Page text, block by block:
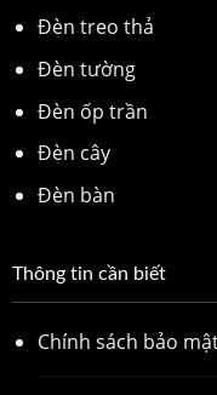
Đèn treo thả
Đèn tường
Đèn ốp trần
Đèn cây
Đèn bàn
Thông tin cần biết
Chính sách bảo